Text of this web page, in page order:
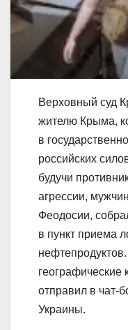
Верховный суд
жителю Крыма,
в
российских
будучи
агрессии,
Феодосии,
в пункт приема
географические
отправил в чат-
Украины.